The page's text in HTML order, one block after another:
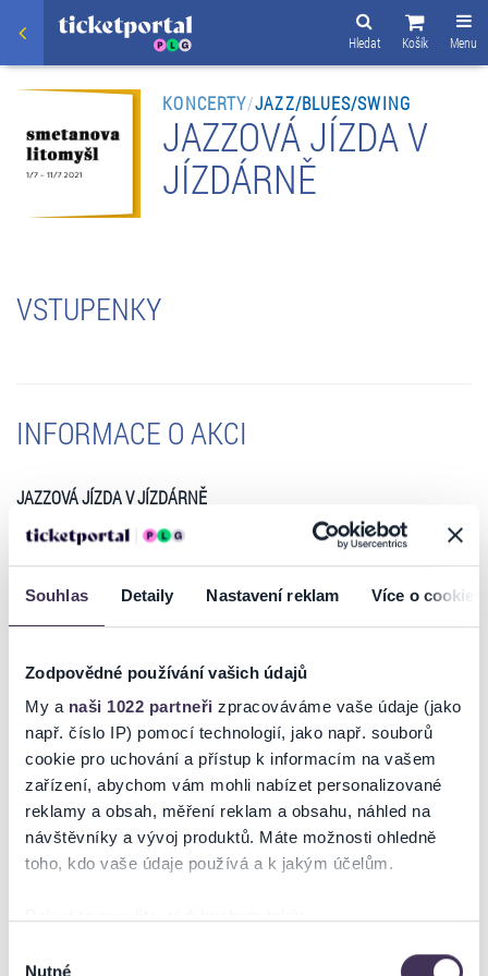
Souhlas Detaily Nastavení reklam Více o cookies
Zodpovědné používání vašich údajů
My a naši 1022 partneři zpracováváme vaše údaje (jako
např. číslo IP) pomocí technologií, jako např. souborů
cookie pro uchování a přístup k informacím na vašem
zařízení, abychom vám mohli nabízet personalizované
reklamy a obsah, měření reklam a obsahu, náhled na
návštěvníky a vývoj produktů. Máte možnosti ohledně
toho, kdo vaše údaje používá a k jakým účelům.
které mohou být přesné na několik metrů
Nutné
Menu
Košík
Hledat
KONCERTY/JAZZ/BLUES/SWING
JAZZOVÁ JÍZDA V
JÍZDÁRNĚ
VSTUPENKY
INFORMACE O AKCI
JAZZOVÁ JÍZDA V JÍZDÁRNĚ
Jazzové standardy, evergreeny George Gershwina a Franka Sinatry,
autorské kompozice i radost z čisté improvizace…
Glosa:"Každý osvětový pracovník potvrdí, jakou brzdou je jazz pro
celoroční trpělivé kulturně výchovné činnosti."
M. Bartoš, K. Macourek: kniha Estrádní orchestr, 1954
Jan Smigmator
Epoque Quartet:
David Pokorný1. housle,Vladimír Klánský2. housle,Vladimír Kroupa
viola,Vít Petrášekvioloncello
Josef Vejvoda Trio:
Josef Vejvodabicí, Kryštof Marekklavír, Ondřej Štajnochr
Bez přestávky │ Předpokládaný konec: 23:20
Číst více